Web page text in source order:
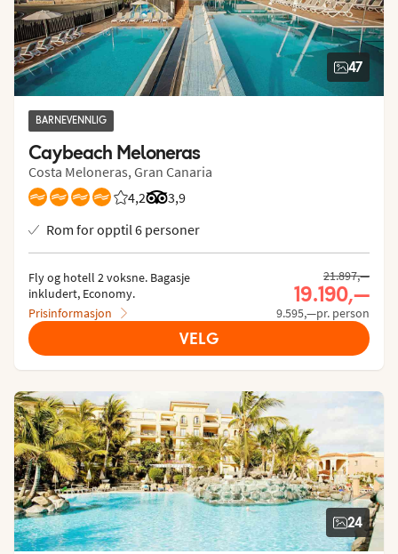
47
BARNEVENNLIG
Caybeach Meloneras
Costa Meloneras, Gran Canaria
4,2
Vurdering fra Vings gjester: 4.24/5
3,9
Vurdering fra Tripadvisor: 3.9 of 5
Rom for opptil 6 personer
Fly og hotell 2 voksne. Bagasje
inkludert, Economy.
Prisinformasjon
Tidligere pris,
21.897,—
19.190,—
9.595,—pr. person
VELG
24